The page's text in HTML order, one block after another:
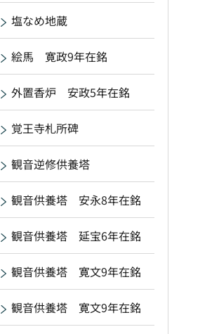
塩なめ地蔵
絵馬 寛政9年在銘
外置香炉 安政5年在銘
覚王寺札所碑
観音逆修供養塔
観音供養塔 安永8年在銘
観音供養塔 延宝6年在銘
観音供養塔 寛文9年在銘
観音供養塔 寛文9年在銘